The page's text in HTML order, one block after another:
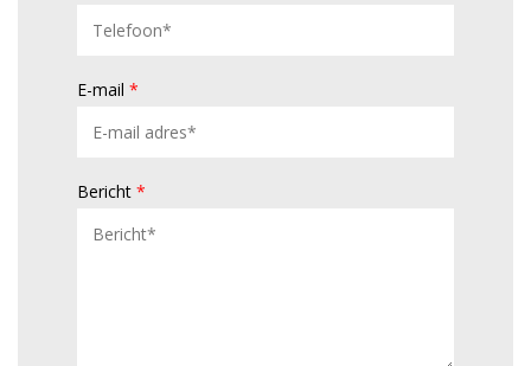
E-mail*
Bericht*